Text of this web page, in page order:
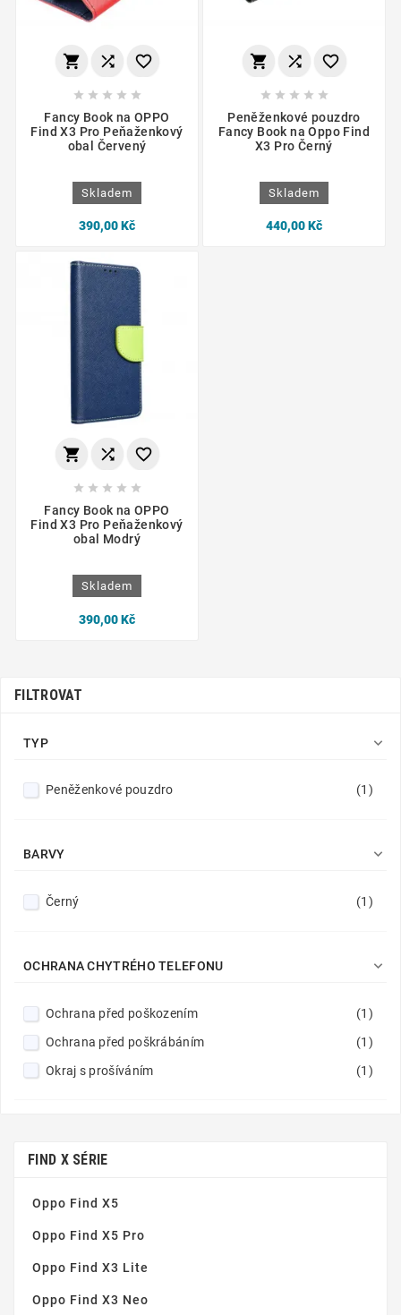
  
    
Fancy Book na OPPO
Find X3 Pro Peňaženkový
obal Červený
Skladem
390,00 Kč
  
    
Peněženkové pouzdro
Fancy Book na Oppo Find
X3 Pro Černý
Skladem
440,00 Kč
  
    
Fancy Book na OPPO
Find X3 Pro Peňaženkový
obal Modrý
Skladem
390,00 Kč
FILTROVAT
TYP 
Peněženkové pouzdro (1)
BARVY 
Černý (1)
OCHRANA CHYTRÉHO TELEFONU 
Ochrana před poškozením
(1)
Ochrana před poškrábáním
(1)
Okraj s prošíváním
(1)
FIND X SÉRIE
Oppo Find X5
Oppo Find X5 Pro
Oppo Find X3 Lite
Oppo Find X3 Neo